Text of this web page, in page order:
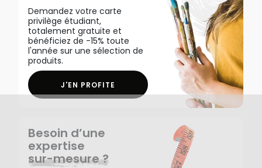
Demandez votre carte
privilège étudiant,
totalement gratuite et
bénéficiez de -15% toute
l'année sur une sélection de
produits.
J'EN PROFITE
Besoin d’une
expertise
sur-mesure ?